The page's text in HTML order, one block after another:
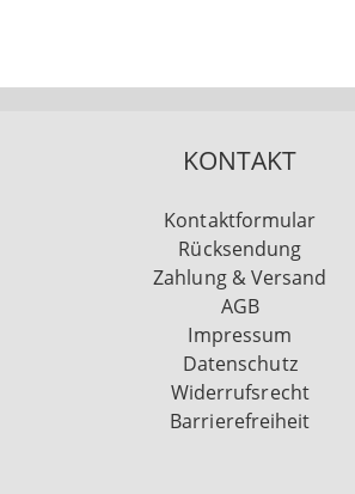
KONTAKT
Kontaktformular
Rücksendung
Zahlung & Versand
AGB
Impressum
Datenschutz
Widerrufsrecht
Barrierefreiheit